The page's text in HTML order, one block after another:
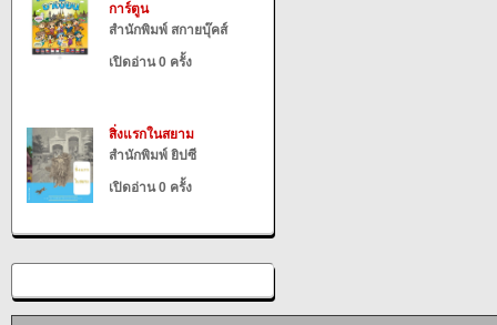
การ์ตูน
สำนักพิมพ์ สกายบุ๊คส์
เปิดอ่าน 0 ครั้ง
สิ่งแรกในสยาม
สำนักพิมพ์ ยิปซี
เปิดอ่าน 0 ครั้ง